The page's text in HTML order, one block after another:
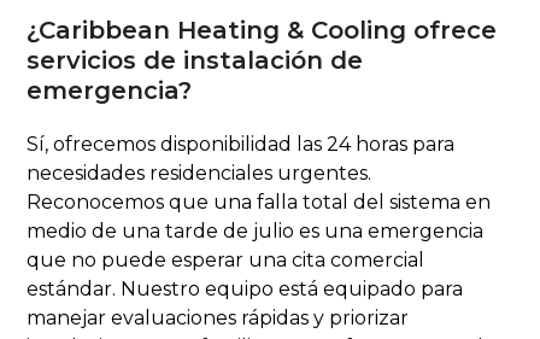
¿Caribbean Heating & Cooling ofrece
servicios de instalación de
emergencia?
Sí, ofrecemos disponibilidad las 24 horas para
necesidades residenciales urgentes.
Reconocemos que una falla total del sistema en
medio de una tarde de julio es una emergencia
que no puede esperar una cita comercial
estándar. Nuestro equipo está equipado para
manejar evaluaciones rápidas y priorizar